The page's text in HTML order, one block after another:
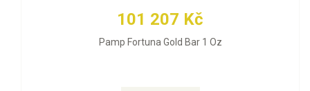
101 207 Kč
Pamp Fortuna Gold Bar 1 Oz